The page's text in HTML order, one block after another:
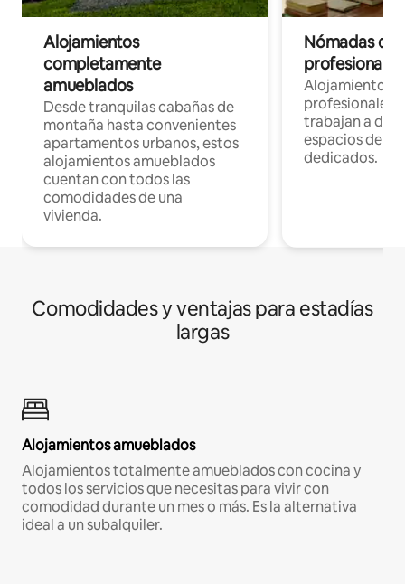
Alojamientos
completamente
amueblados
Desde tranquilas cabañas de
montaña hasta convenientes
apartamentos urbanos, estos
alojamientos amueblados
cuentan con todos las
comodidades de una
vivienda.
Nómadas
Alojamientos
profesionales
trabajan a
espacios de
dedicados.
Comodidades y ventajas para estadías
largas
Alojamientos amueblados
Alojamientos totalmente amueblados con cocina y
todos los servicios que necesitas para vivir con
comodidad durante un mes o más. Es la alternativa
ideal a un subalquiler.